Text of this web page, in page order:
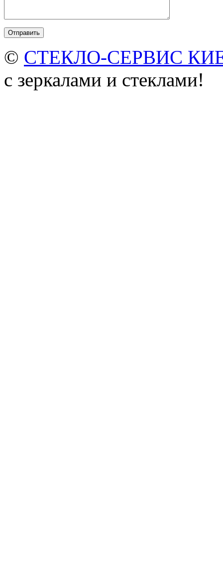
© СТЕКЛО-СЕРВИС
с зеркалами и стеклами!